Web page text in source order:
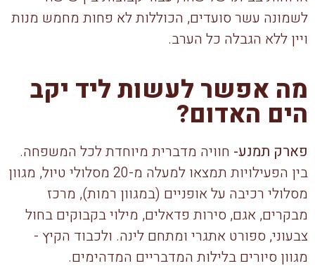
לשמונה עשר סועדים, הכוללות לא פחות מחמש מנות
ויין ללא הגבלה כל הערב.
מה אפשר לעשות ליד יקב
הים האדום?
פארק תמנע- חוויה מדברית מיוחדת לכל המשפחה.
בין הפעילויות תמצאו למעלה מ-20 מסלולי טיול, מגוון
מסלולי רכיבה על אופניים (במגוון רמות), מרכז
מבקרים, אגם, סירות פדאלים, מילוי בקבוקים בחול
צבעוני, ספורט אתגרי ומתחם לינה. ולכבוד הקיץ -
מגוון סיורים בלילות המדבריים המדהימים.